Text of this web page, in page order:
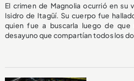
El crimen de Magnolia ocurrió en su
Isidro de Itagüí. Su cuerpo fue
quien fue a buscarla luego de
desayuno que compartían todos los